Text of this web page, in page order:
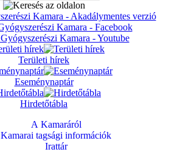
Területi hírek
Eseménynaptár
Hirdetőtábla
A Kamaráról
Kamarai tagsági információk
Irattár